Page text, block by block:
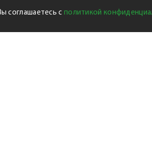
соглашаетесь с политикой